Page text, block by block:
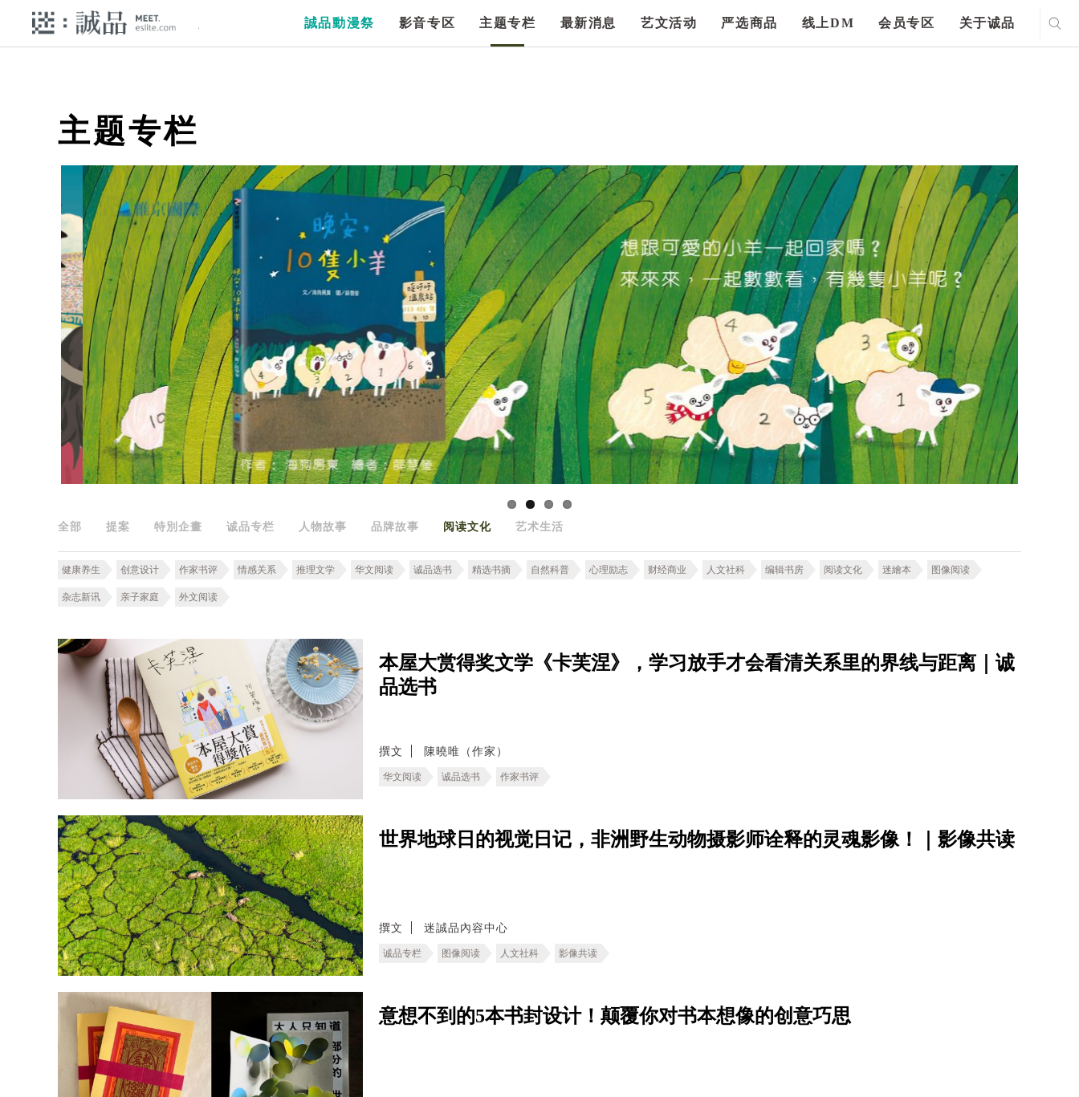
誠品動漫祭 影音专区 主题专栏 最新消息 艺文活动 严选商品 线上DM 会员专区 关于诚品
主题专栏
全部 提案 特別企畫 诚品专栏 人物故事 品牌故事 阅读文化 艺术生活
健康养生 创意设计 作家书评 情感关系 推理文学 华文阅读 诚品选书 精选书摘 自然科普 心理励志 财经商业 人文社科 编辑书房 阅读文化 迷繪本 图像阅读
杂志新讯 亲子家庭 外文阅读
本屋大赏得奖文学《卡芙涅》，学习放手才会看清关系里的界线与距离｜诚
品选书
撰文 陳曉唯（作家）
华文阅读 诚品选书 作家书评
世界地球日的视觉日记，非洲野生动物摄影师诠释的灵魂影像！｜影像共读
撰文 迷誠品內容中心
诚品专栏 图像阅读 人文社科 影像共读
意想不到的5本书封设计！颠覆你对书本想像的创意巧思